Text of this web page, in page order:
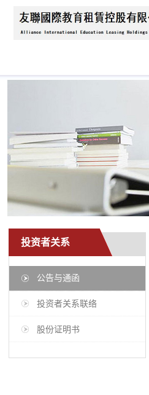
投资者关系
公告与通函
投资者关系联络
股份证明书